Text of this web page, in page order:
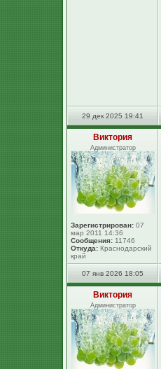
29 дек 2025 19:41
Виктория
Администратор
Зарегистрирован: 07
мар 2011 14:36
Сообщения: 11746
Откуда: Краснодарский
край
07 янв 2026 18:05
Виктория
Администратор